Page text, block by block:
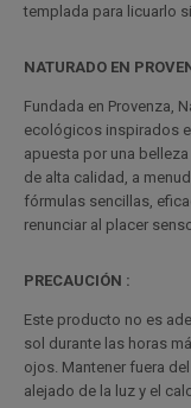
templada para licuarlo
NATURADO EN
Fundada en Provenza,
ecológicos inspirados
apuesta por una
de alta calidad, a
fórmulas sencillas,
renunciar al placer
PRECAUCIÓN :
Este producto no es
sol durante las horas
ojos. Mantener fuera
alejado de la luz y el